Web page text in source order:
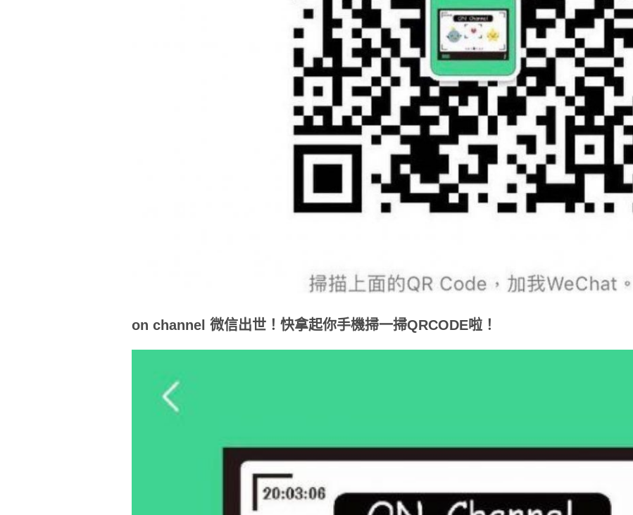
on channel 微信出世！快拿起你手機掃一掃QRCODE啦！